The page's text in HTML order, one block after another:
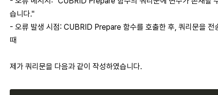
습니다."
- 오류 발생 시점: CUBRID Prepare 함수를 호출한 후, 쿼리문을 전
때
제가 쿼리문을 다음과 같이 작성하였습니다.